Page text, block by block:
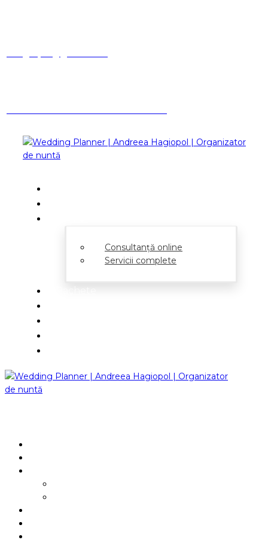
Consultanță online
Servicii complete